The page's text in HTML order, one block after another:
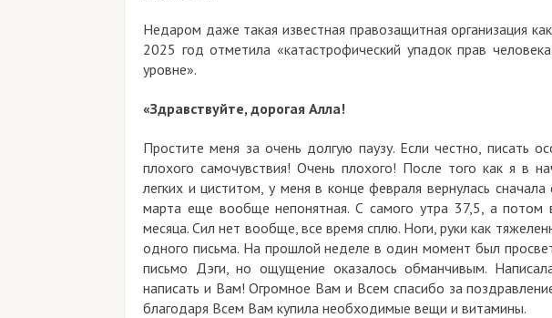
Недаром даже такая известная правозащитная организация
2025 год отметила «катастрофический упадок прав
уровне».
«Здравствуйте, дорогая Алла!
Простите меня за очень долгую паузу. Если честно, писать
плохого самочувствия! Очень плохого! После того как я в
легких и циститом, у меня в конце февраля вернулась
марта еще вообще непонятная. С самого утра 37,5, а потом
месяца. Сил нет вообще, все время сплю. Ноги, руки как
одного письма. На прошлой неделе в один момент был
письмо Дэги, но ощущение оказалось обманчивым.
написать и Вам! Огромное Вам и Всем спасибо за
благодаря Всем Вам купила необходимые вещи и витамины.